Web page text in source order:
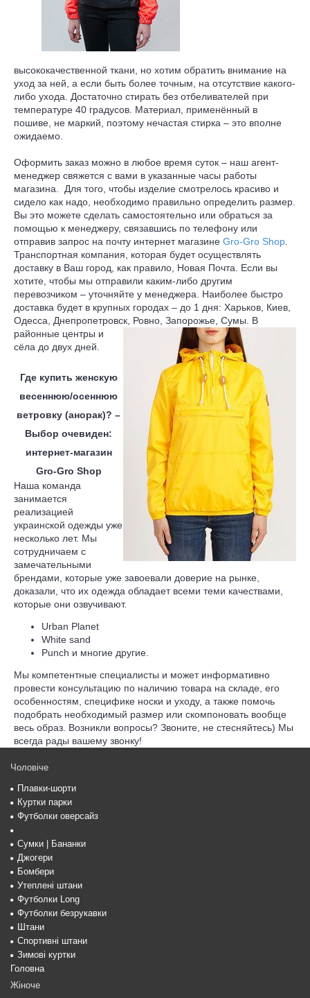
высококачественной ткани, но хотим обратить внимание на
уход за ней, а если быть более точным, на отсутствие какого-
либо ухода. Достаточно стирать без отбеливателей при
температуре 40 градусов. Материал, применённый в
пошиве, не маркий, поэтому нечастая стирка – это вполне
ожидаемо.
Оформить заказ можно в любое время суток – наш агент-
менеджер свяжется с вами в указанные часы работы
магазина. Для того, чтобы изделие смотрелось красиво и
сидело как надо, необходимо правильно определить размер.
Вы это можете сделать самостоятельно или обраться за
помощью к менеджеру, связавшись по телефону или
отправив запрос на почту интернет магазине Gro-Gro Shop.
Транспортная компания, которая будет осуществлять
доставку в Ваш город, как правило, Новая Почта. Если вы
хотите, чтобы мы отправили каким-либо другим
перевозчиком – уточняйте у менеджера. Наиболее быстро
доставка будет в крупных городах – до 1 дня: Харьков, Киев,
Одесса, Днепропетровск, Ровно, Запорожье, Сумы. В
районные центры и
сёла до двух дней.
Где купить женскую
весеннюю/осеннюю
ветровку (анорак)? –
Выбор очевиден:
интернет-магазин
Gro-Gro Shop
Наша команда
занимается
реализацией
украинской одежды уже
несколько лет. Мы
сотрудничаем с
замечательными
брендами, которые уже завоевали доверие на рынке,
доказали, что их одежда обладает всеми теми качествами,
которые они озвучивают.
Urban Planet
White sand
Punch и многие другие.
Мы компетентные специалисты и может информативно
провести консультацию по наличию товара на складе, его
особенностям, специфике носки и уходу, а также помочь
подобрать необходимый размер или скомпоновать вообще
весь образ. Возникли вопросы? Звоните, не стесняйтесь) Мы
всегда рады вашему звонку!
Чоловіче
Плавки-шорти
Куртки парки
Футболки оверсайз
Сумки | Бананки
Джогери
Бомбери
Утеплені штани
Футболки Long
Футболки безрукавки
Штани
Спортивні штани
Зимові куртки
Головна
Жіноче